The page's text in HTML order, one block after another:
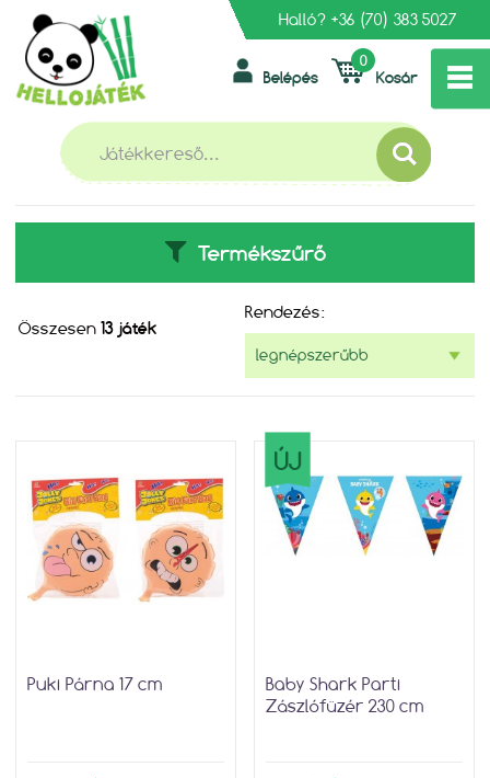
Halló? +36 (70) 383 5027
Kosár
0
Belépés
PARTI KELLÉKEK
Termékszűrő
Összesen 13 játék
Rendezés:
Puki Párna 17 cm
ÚJ
Baby Shark Parti
Zászlófüzér 230 cm